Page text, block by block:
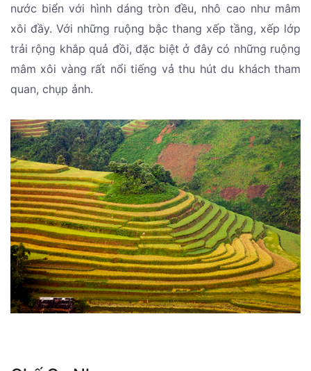
nước biển với hình dáng tròn đều, nhô cao như mâm
xôi đầy. Với những ruộng bậc thang xếp tầng, xếp lớp
trải rộng khắp quả đồi, đặc biệt ở đây có những ruộng
mâm xôi vàng rất nổi tiếng vả thu hút du khách tham
quan, chụp ảnh.